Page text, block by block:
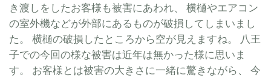
き渡しをしたお客様も被害にあわれ、 横樋やエアコン
の室外機などが外部にあるものが破損してしまいまし
た。 横樋の破損したところから空が見えますね。 八王
子での今回の様な被害は近年は無かった様に思いま
す。 お客様とは被害の大きさに一緒に驚きながら、 今